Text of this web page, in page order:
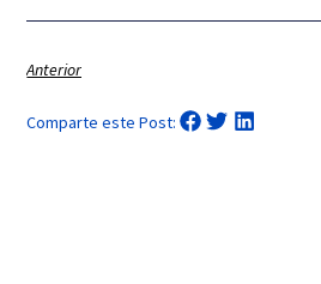
Anterior
Comparte este Post: